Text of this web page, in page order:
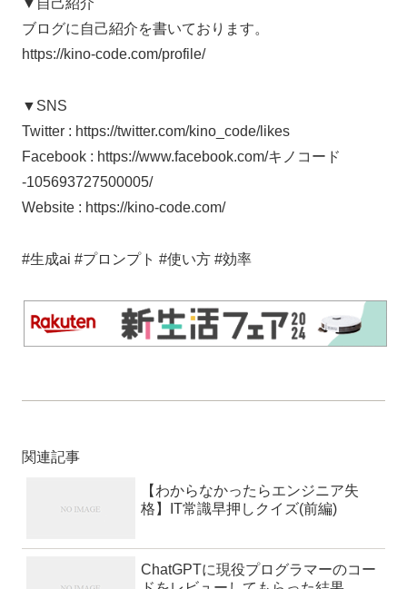
▼自己紹介
ブログに自己紹介を書いております。
https://kino-code.com/profile/
▼SNS
Twitter : https://twitter.com/kino_code/likes
Facebook : https://www.facebook.com/キノコード
-105693727500005/
Website : https://kino-code.com/
#生成ai #プロンプト #使い方 #効率
関連記事
【わからなかったらエンジニア失
格】IT常識早押しクイズ(前編)
ChatGPTに現役プログラマーのコー